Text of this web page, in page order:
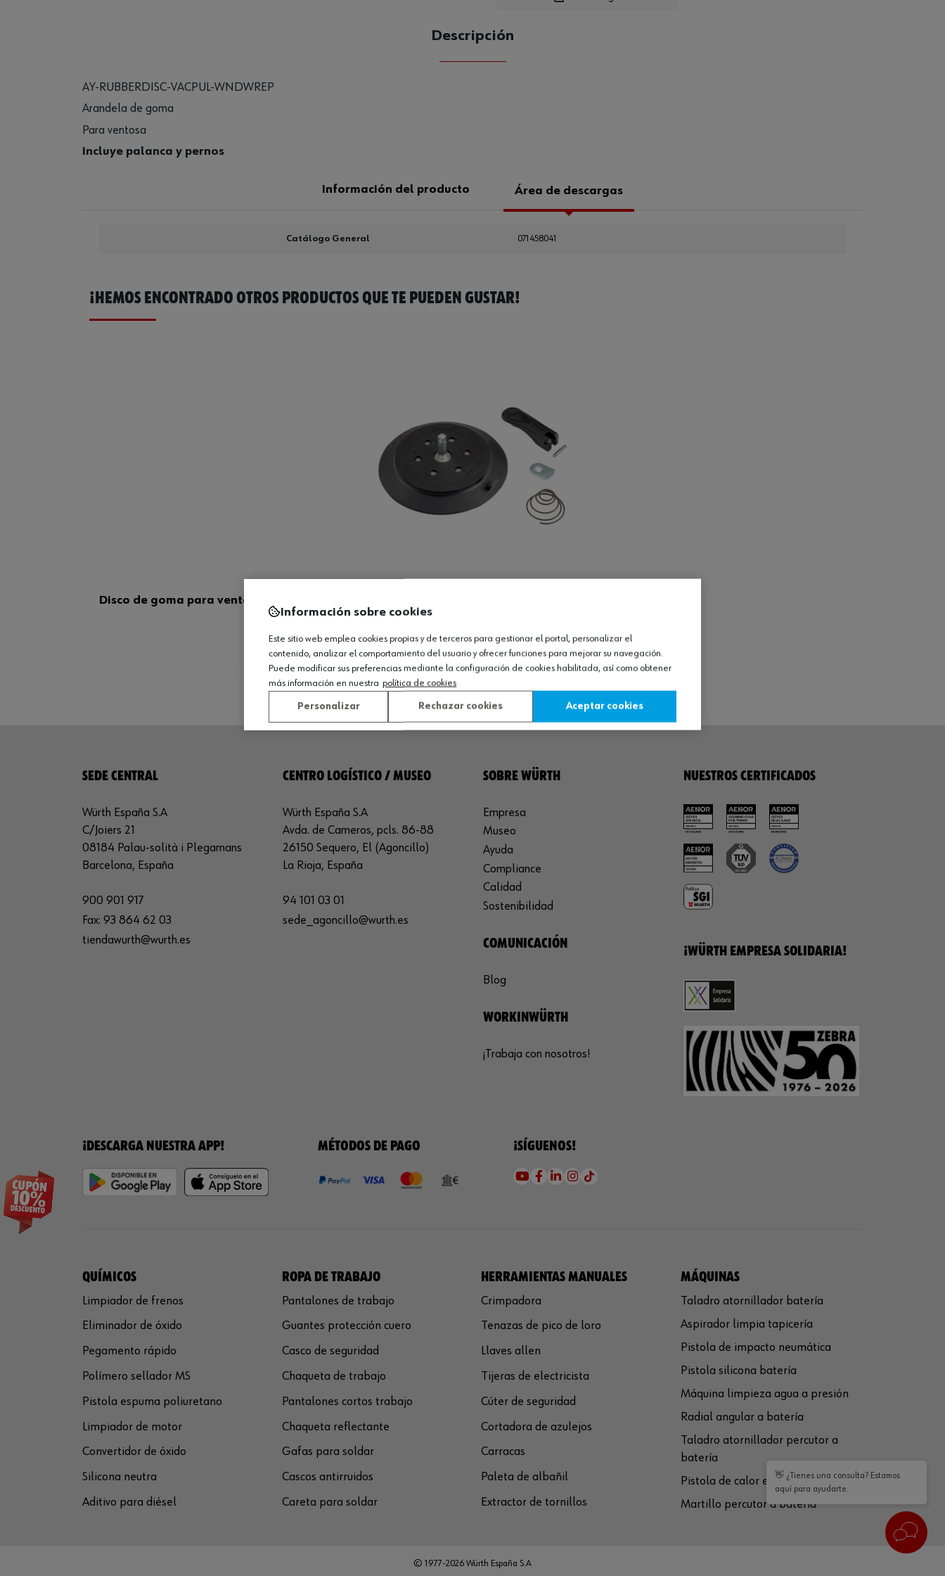
CANTIDAD
Descripción
AY-RUBBERDISC-VACPUL-WNDWREP
Arandela de goma
Para ventosa
Incluye palanca y pernos
Información del producto Área de descargas
Catálogo General 071458041
¡HEMOS ENCONTRADO OTROS PRODUCTOS QUE TE PUEDEN GUSTAR!
Disco de goma para ventosa de sujeción
Ver producto
SEDE CENTRAL
Würth España S.A
C/Joiers 21
08184 Palau-solità i Plegamans
Barcelona, España
900 901 917
Fax: 93 864 62 03
tiendawurth@wurth.es
CENTRO LOGÍSTICO / MUSEO
Würth España S.A
Avda. de Cameros, pcls. 86-88
26150 Sequero, El (Agoncillo)
La Rioja, España
94 101 03 01
sede_agoncillo@wurth.es
SOBRE WÜRTH
Empresa
Museo
Ayuda
Compliance
Calidad
Sostenibilidad
COMUNICACIÓN
Blog
WORKINWÜRTH
¡Trabaja con nosotros!
NUESTROS CERTIFICADOS
¡WÜRTH EMPRESA SOLIDARIA!
¡DESCARGA NUESTRA APP! MÉTODOS DE PAGO ¡SÍGUENOS!
QUÍMICOS
Limpiador de frenos
Eliminador de óxido
Pegamento rápido
Polímero sellador MS
Pistola espuma poliuretano
Limpiador de motor
Convertidor de óxido
Silicona neutra
Aditivo para diésel
ROPA DE TRABAJO
Pantalones de trabajo
Guantes protección cuero
Casco de seguridad
Chaqueta de trabajo
Pantalones cortos trabajo
Chaqueta reflectante
Gafas para soldar
Cascos antirruidos
Careta para soldar
HERRAMIENTAS MANUALES
Crimpadora
Tenazas de pico de loro
Llaves allen
Tijeras de electricista
Cúter de seguridad
Cortadora de azulejos
Carracas
Paleta de albañil
Extractor de tornillos
MÁQUINAS
Taladro atornillador batería
Aspirador limpia tapicería
Pistola de impacto neumática
Pistola silicona batería
Máquina limpieza agua a presión
Radial angular a batería
Taladro atornillador percutor a
batería
Pistola de calor eléctrica
Martillo percutor a batería
© 1977-2026 Würth España S.A
👋 ¿Tienes una consulta? Estamos
aquí para ayudarte.
Información sobre cookies
Este sitio web emplea cookies propias y de terceros para gestionar el portal, personalizar el
contenido, analizar el comportamiento del usuario y ofrecer funciones para mejorar su navegación.
Puede modificar sus preferencias mediante la configuración de cookies habilitada, así como obtener
más información en nuestra política de cookies
Personalizar Rechazar cookies Aceptar cookies